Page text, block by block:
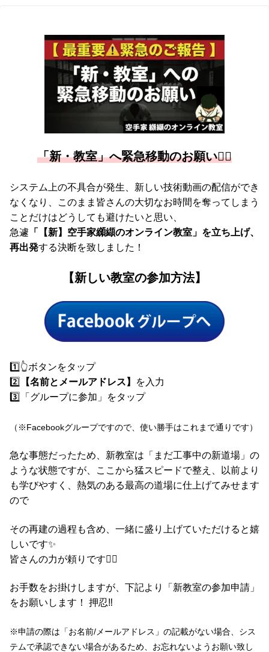
「新・教室」へ緊急移動のお願い🙇‍♂️
システム上の不具合が発生、新しい技術動画の配信ができ
なくなり、このまま皆さんの大切なお時間を奪ってしまう
ことだけはどうしても避けたいと思い、
急遽 「【新】空手家纐纈のオンライン教室」を立ち上げ、
再出発する決断を致しました！
【新しい教室の参加方法】
1️⃣👆️ボタンをタップ
2️⃣
【名前とメールアドレス】
を入力
3️⃣「グループに参加」をタップ
（※Facebookグループですので、使い勝手はこれまで通りです）
急な事態だったため、新教室は「まだ工事中の新道場」の
ような状態ですが、ここから猛スピードで整え、以前より
も学びやすく、熱気のある最高の道場に仕上げてみせます
ので
その再建の過程も含め、一緒に盛り上げていただけると嬉
しいです✨️
皆さんの力が頼りです🙇‍♂️
お手数をお掛けしますが、下記より「新教室の参加申請」
をお願いします！ 押忍‼️
※申請の際は「お名前/メールアドレス」の記載がない場合、シス
テムで承認できない場合があるため、お忘れないようお願い致し